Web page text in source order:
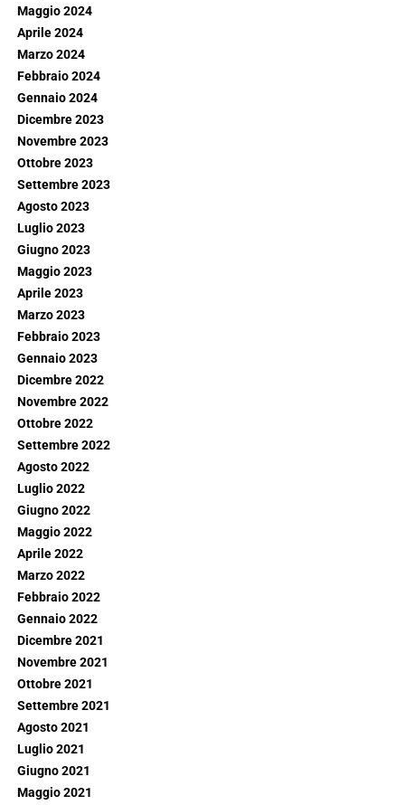
Maggio 2024
Aprile 2024
Marzo 2024
Febbraio 2024
Gennaio 2024
Dicembre 2023
Novembre 2023
Ottobre 2023
Settembre 2023
Agosto 2023
Luglio 2023
Giugno 2023
Maggio 2023
Aprile 2023
Marzo 2023
Febbraio 2023
Gennaio 2023
Dicembre 2022
Novembre 2022
Ottobre 2022
Settembre 2022
Agosto 2022
Luglio 2022
Giugno 2022
Maggio 2022
Aprile 2022
Marzo 2022
Febbraio 2022
Gennaio 2022
Dicembre 2021
Novembre 2021
Ottobre 2021
Settembre 2021
Agosto 2021
Luglio 2021
Giugno 2021
Maggio 2021